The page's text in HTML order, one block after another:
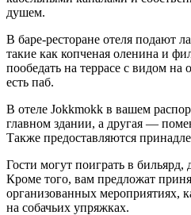
душем.
В баре-ресторане отеля подают
такие как копченая оленина и
пообедать на террасе с видом на
есть паб.
В отеле Jokkmokk в вашем
главном здании, а другая —
Также предоставляются
Гости могут поиграть в бильярд,
Кроме того, вам предложат
организованных мероприятиях,
на собачьих упряжках.